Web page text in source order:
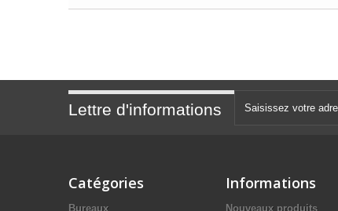
Lettre d'informations
Catégories
Bureaux
Informations
Nouveaux produits